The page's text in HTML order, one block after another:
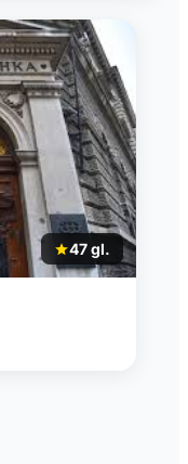
47 gl.